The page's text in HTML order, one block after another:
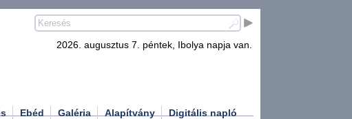
2026. augusztus 7. péntek, Ibolya napja van.
Ebéd Galéria Alapítvány Digitális napló